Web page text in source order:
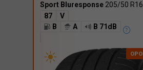
Sport Bluresponse 205/50 R16
87
V
B
A B 71dB